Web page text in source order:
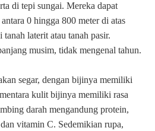
di tepi sungai. Mereka dapat
0 hingga 800 meter di atas
laterit atau tanah pasir.
musim, tidak mengenal tahun.
segar, dengan bijinya memiliki
kulit bijinya memiliki rasa
darah mengandung protein,
vitamin C. Sedemikian rupa,